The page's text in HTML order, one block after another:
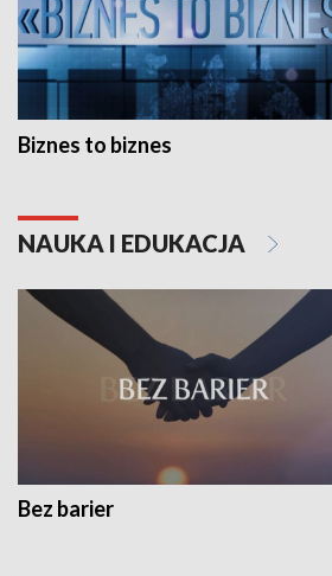
Biznes to biznes
NAUKA I EDUKACJA
Bez barier